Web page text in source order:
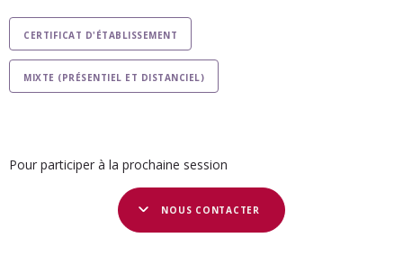
CERTIFICAT D'ÉTABLISSEMENT
MIXTE (PRÉSENTIEL ET DISTANCIEL)
Pour participer à la prochaine session
NOUS CONTACTER